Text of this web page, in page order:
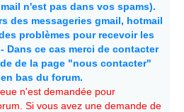
n'est pas dans vos spams).
des messageries gmail, hotmail
problèmes pour recevoir les
Dans ce cas merci de contacter
de la page "nous contacter"
bas du forum.
n'est demandée pour
Si vous avez une demande de